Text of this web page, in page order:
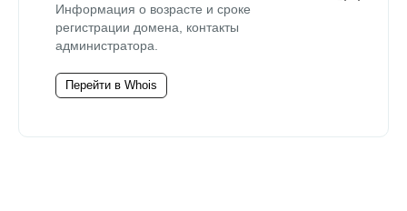
Информация о возрасте и сроке
регистрации домена, контакты
администратора.
Перейти в Whois